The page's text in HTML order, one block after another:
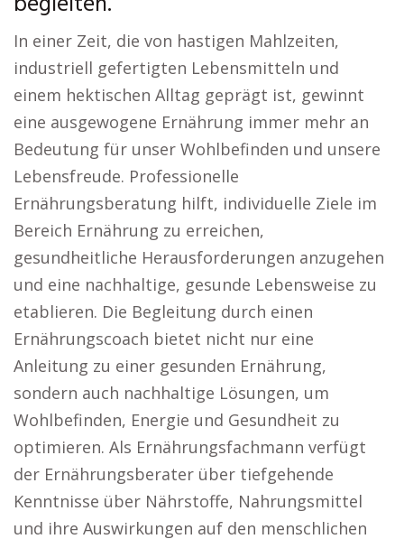
In einer Zeit, die von hastigen Mahlzeiten,
industriell gefertigten Lebensmitteln und
einem hektischen Alltag geprägt ist, gewinnt
eine ausgewogene Ernährung immer mehr an
Bedeutung für unser Wohlbefinden und unsere
Lebensfreude. Professionelle
Ernährungsberatung hilft, individuelle Ziele im
Bereich Ernährung zu erreichen,
gesundheitliche Herausforderungen anzugehen
und eine nachhaltige, gesunde Lebensweise zu
etablieren. Die Begleitung durch einen
Ernährungscoach bietet nicht nur eine
Anleitung zu einer gesunden Ernährung,
sondern auch nachhaltige Lösungen, um
Wohlbefinden, Energie und Gesundheit zu
optimieren. Als Ernährungsfachmann verfügt
der Ernährungsberater über tiefgehende
Kenntnisse über Nährstoffe, Nahrungsmittel
und ihre Auswirkungen auf den menschlichen